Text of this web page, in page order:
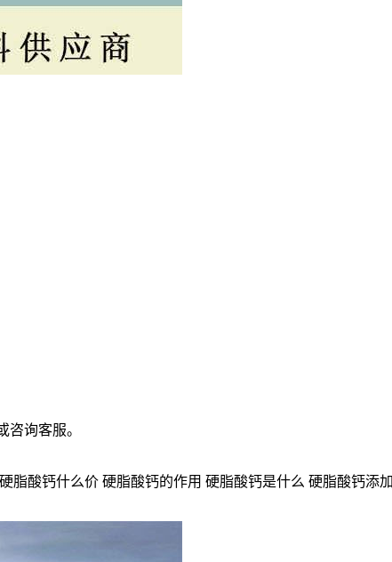
询客服。
酸钙什么价 硬脂酸钙的作用 硬脂酸钙是什么 硬脂酸钙添